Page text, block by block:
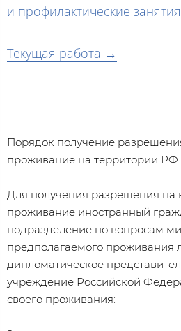
и профилактические
Текущая работа →
Порядок получение
проживание на территории РФ
Для получения разрешения на
проживание иностранный
подразделение по вопросам
предполагаемого проживания
дипломатическое
учреждение Российской
своего проживания: